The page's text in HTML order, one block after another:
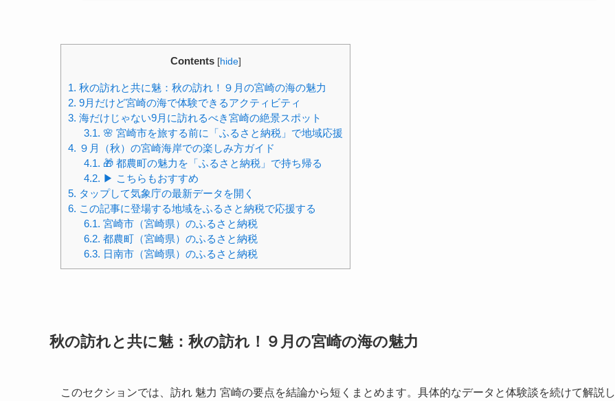
Contents [hide]
1. 秋の訪れと共に魅：秋の訪れ！９月の宮崎の海の魅力
2. 9月だけど宮崎の海で体験できるアクティビティ
3. 海だけじゃない9月に訪れるべき宮崎の絶景スポット
3.1. 🌸 宮崎市を旅する前に「ふるさと納税」で地域応援
4. ９月（秋）の宮崎海岸での楽しみ方ガイド
4.1. 🎁 都農町の魅力を「ふるさと納税」で持ち帰る
4.2. ▶ こちらもおすすめ
5. タップして気象庁の最新データを開く
6. この記事に登場する地域をふるさと納税で応援する
6.1. 宮崎市（宮崎県）のふるさと納税
6.2. 都農町（宮崎県）のふるさと納税
6.3. 日南市（宮崎県）のふるさと納税
秋の訪れと共に魅：秋の訪れ！９月の宮崎の海の魅力
このセクションでは、訪れ 魅力 宮崎の要点を結論から短くまとめます。具体的なデータと体験談を続けて解説し